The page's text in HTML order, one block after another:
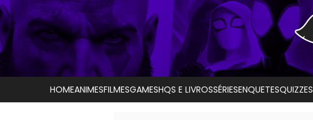
HOMEANIMESFILMESGAMESHQS E LIVROSSÉRIESENQUETESQUIZZES